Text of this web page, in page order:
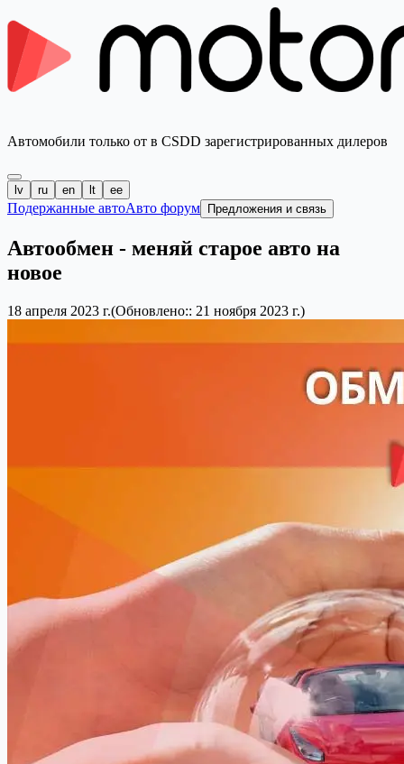
Автомобили только от в CSDD зарегистрированных дилеров
lv ru en lt ee
Подержанные автоАвто форум Предложения и связь
Автообмен - меняй старое авто на
новое
18 апреля 2023 г.(Обновлено:: 21 ноября 2023 г.)